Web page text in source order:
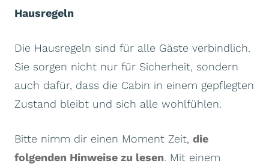
Hausregeln
Die Hausregeln sind für alle Gäste verbindlich.
Sie sorgen nicht nur für Sicherheit, sondern
auch dafür, dass die Cabin in einem gepflegten
Zustand bleibt und sich alle wohlfühlen.
Bitte nimm dir einen Moment Zeit, die
folgenden Hinweise zu lesen. Mit einem